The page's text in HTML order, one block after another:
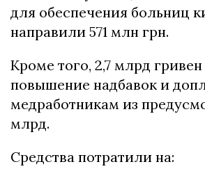
для обеспечения больниц
направили 571 млн грн.
Кроме того, 2,7 млрд
повышение надбавок и
медработникам из
млрд.
Средства потратили на: